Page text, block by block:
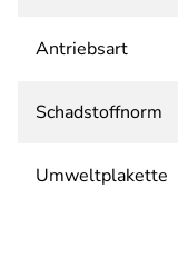
Antriebsart
Schadstoffnorm
Umweltplakette